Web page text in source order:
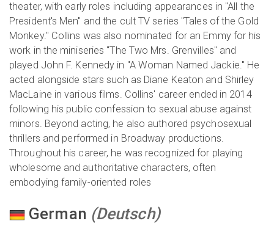
theater, with early roles including appearances in "All the
President's Men" and the cult TV series "Tales of the Gold
Monkey." Collins was also nominated for an Emmy for his
work in the miniseries "The Two Mrs. Grenvilles" and
played John F. Kennedy in "A Woman Named Jackie." He
acted alongside stars such as Diane Keaton and Shirley
MacLaine in various films. Collins' career ended in 2014
following his public confession to sexual abuse against
minors. Beyond acting, he also authored psychosexual
thrillers and performed in Broadway productions.
Throughout his career, he was recognized for playing
wholesome and authoritative characters, often
embodying family-oriented roles
German (Deutsch)